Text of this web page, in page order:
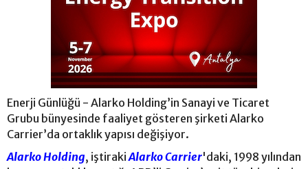
Enerji Günlüğü - Alarko Holding’in Sanayi ve Ticaret
Grubu bünyesinde faaliyet gösteren şirketi Alarko
Carrier’da ortaklık yapısı değişiyor.
Alarko Holding, iştirakiAlarko Carrier'daki, 1998 yılından